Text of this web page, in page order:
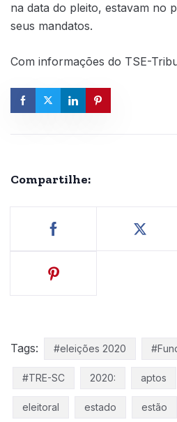
na data do pleito, estavam no
seus mandatos.
Com informações do TSE-
Compartilhe:
Tags: #eleições 2020
#TRE-SC 2020: aptos
eleitoral estado estão